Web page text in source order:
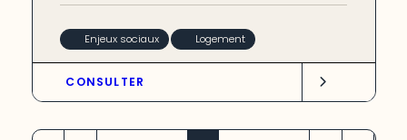
Enjeux sociaux Logement
CONSULTER